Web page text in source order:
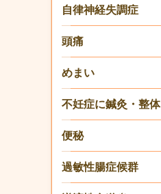
自律神経失調症
頭痛
めまい
不妊症に鍼灸・整体
便秘
過敏性腸症候群